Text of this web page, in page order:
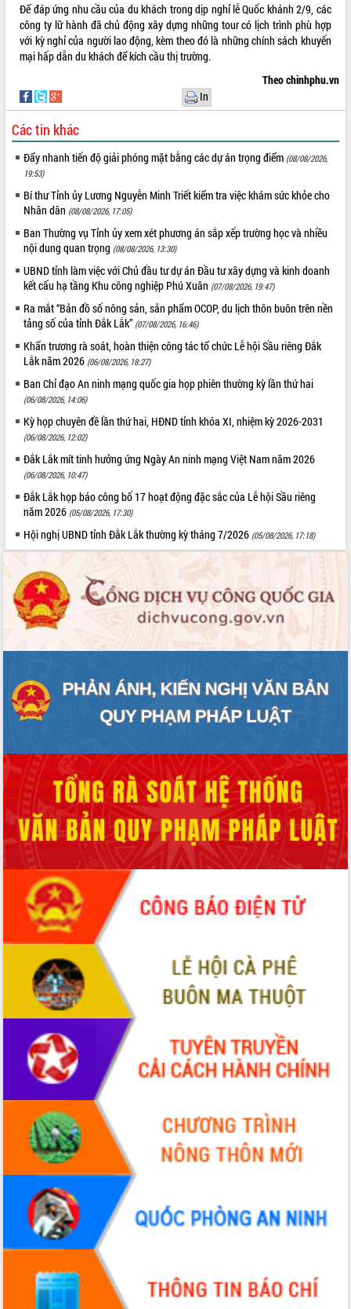
LIÊN KẾT WEB
THỐNG KÊ TRUY CẬP
Hôm nay: 14786
Tất cả:
66100454
Để đáp ứng nhu cầu của du khách trong dịp nghỉ lễ Quốc khánh 2/9, các
công ty lữ hành đã chủ động xây dựng những tour có lịch trình phù hợp
với kỳ nghỉ của người lao động, kèm theo đó là những chính sách khuyến
mại hấp dẫn du khách để kích cầu thị trường.
Theo chinhphu.vn
In
Các tin khác
Đẩy nhanh tiến độ giải phóng mặt bằng các dự án trọng điểm (08/08/2026,
19:53)
Bí thư Tỉnh ủy Lương Nguyễn Minh Triết kiểm tra việc khám sức khỏe cho
Nhân dân (08/08/2026, 17:05)
Ban Thường vụ Tỉnh ủy xem xét phương án sắp xếp trường học và nhiều
nội dung quan trọng (08/08/2026, 13:30)
UBND tỉnh làm việc với Chủ đầu tư dự án Đầu tư xây dựng và kinh doanh
kết cấu hạ tầng Khu công nghiệp Phú Xuân (07/08/2026, 19:47)
Ra mắt “Bản đồ số nông sản, sản phẩm OCOP, du lịch thôn buôn trên nền
tảng số của tỉnh Đắk Lắk” (07/08/2026, 16:46)
Khẩn trương rà soát, hoàn thiện công tác tổ chức Lễ hội Sầu riêng Đắk
Lắk năm 2026 (06/08/2026, 18:27)
Ban Chỉ đạo An ninh mạng quốc gia họp phiên thường kỳ lần thứ hai
(06/08/2026, 14:06)
Kỳ họp chuyên đề lần thứ hai, HĐND tỉnh khóa XI, nhiệm kỳ 2026-2031
(06/08/2026, 12:02)
Đắk Lắk mít tinh hưởng ứng Ngày An ninh mạng Việt Nam năm 2026
(06/08/2026, 10:47)
Đắk Lắk họp báo công bố 17 hoạt động đặc sắc của Lễ hội Sầu riêng
năm 2026 (05/08/2026, 17:30)
Hội nghị UBND tỉnh Đắk Lắk thường kỳ tháng 7/2026 (05/08/2026, 17:18)